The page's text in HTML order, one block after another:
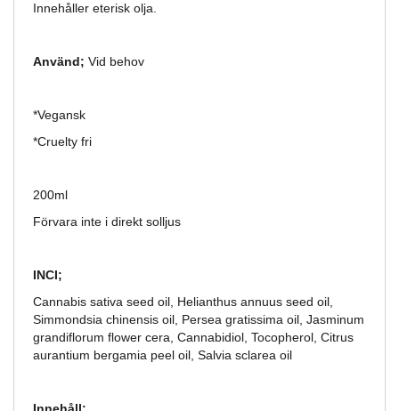
Innehåller eterisk olja.
Använd; Vid behov
*Vegansk
*Cruelty fri
200ml
Förvara inte i direkt solljus
INCI;
Cannabis sativa seed oil, Helianthus annuus seed oil,
Simmondsia chinensis oil, Persea gratissima oil, Jasminum
grandiflorum flower cera, Cannabidiol, Tocopherol, Citrus
aurantium bergamia peel oil, Salvia sclarea oil